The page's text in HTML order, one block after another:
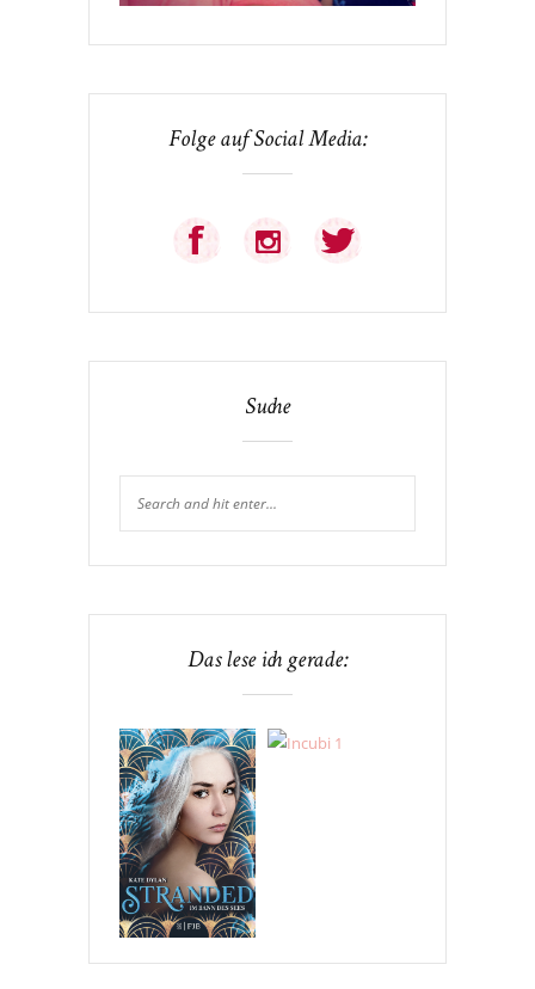
Folge auf Social Media:
Suche
Das lese ich gerade: